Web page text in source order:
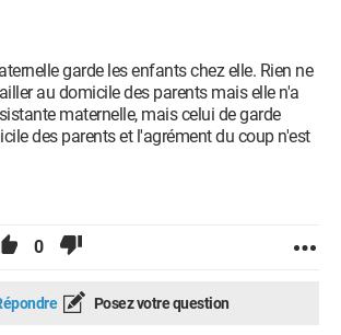
garde les enfants chez elle. Rien ne
au domicile des parents mais elle n'a
maternelle, mais celui de garde
des parents et l'agrément du coup n'est
0
Posez votre question